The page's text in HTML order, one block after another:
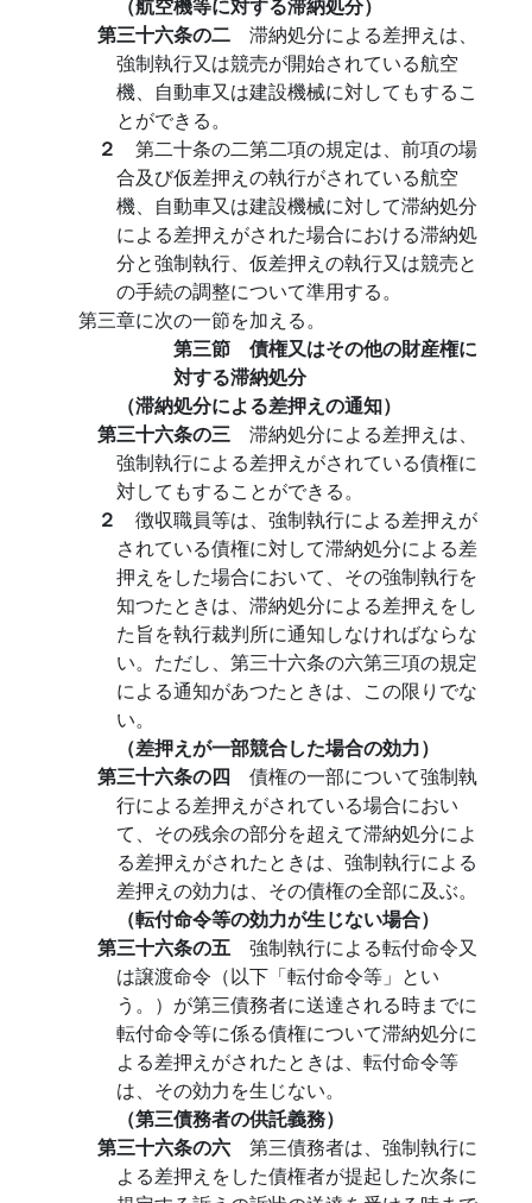
第三十六条の二 滞納処分による差押えは、
強制執行又は競売が開始されている航空
機、自動車又は建設機械に対してもするこ
とができる。
２ 第二十条の二第二項の規定は、前項の場
合及び仮差押えの執行がされている航空
機、自動車又は建設機械に対して滞納処分
による差押えがされた場合における滞納処
分と強制執行、仮差押えの執行又は競売と
の手続の調整について準用する。
第三章に次の一節を加える。
第三節 債権又はその他の財産権に
対する滞納処分
（滞納処分による差押えの通知）
第三十六条の三 滞納処分による差押えは、
強制執行による差押えがされている債権に
対してもすることができる。
２ 徴収職員等は、強制執行による差押えが
されている債権に対して滞納処分による差
押えをした場合において、その強制執行を
知つたときは、滞納処分による差押えをし
た旨を執行裁判所に通知しなければならな
い。ただし、第三十六条の六第三項の規定
による通知があつたときは、この限りでな
い。
（差押えが一部競合した場合の効力）
第三十六条の四 債権の一部について強制執
行による差押えがされている場合におい
て、その残余の部分を超えて滞納処分によ
る差押えがされたときは、強制執行による
差押えの効力は、その債権の全部に及ぶ。
（転付命令等の効力が生じない場合）
第三十六条の五 強制執行による転付命令又
は譲渡命令（以下「転付命令等」とい
う。）が第三債務者に送達される時までに
転付命令等に係る債権について滞納処分に
よる差押えがされたときは、転付命令等
は、その効力を生じない。
（第三債務者の供託義務）
第三十六条の六 第三債務者は、強制執行に
よる差押えをした債権者が提起した次条に